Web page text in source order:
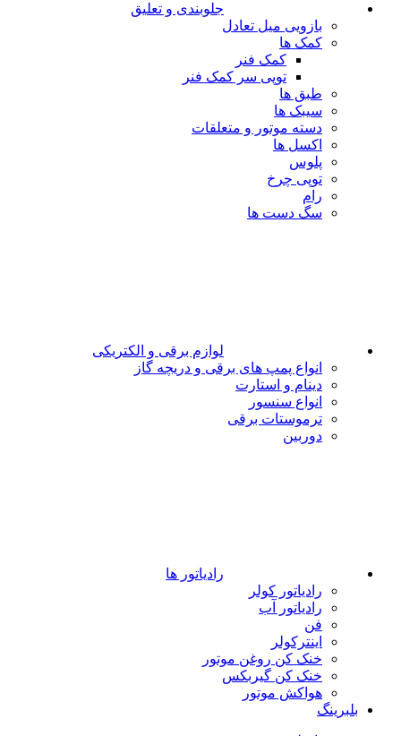
جلوبندی و تعلیق
بازویی میل تعادل
کمک ها
کمک فنر
توپی سر کمک فنر
طبق ها
سیبک ها
دسته موتور و متعلقات
اکسل ها
پلوس
توپی چرخ
رام
سگ دست ها
لوازم برقی و الکتریکی
انواع پمپ های برقی و دریچه گاز
دینام و استارت
انواع سنسور
ترموستات برقی
دوربین
رادیاتور ها
رادیاتور کولر
رادیاتور آب
فن
اینترکولر
خنک کن روغن موتور
خنک کن گیربکس
هواکش موتور
بلبرینگ